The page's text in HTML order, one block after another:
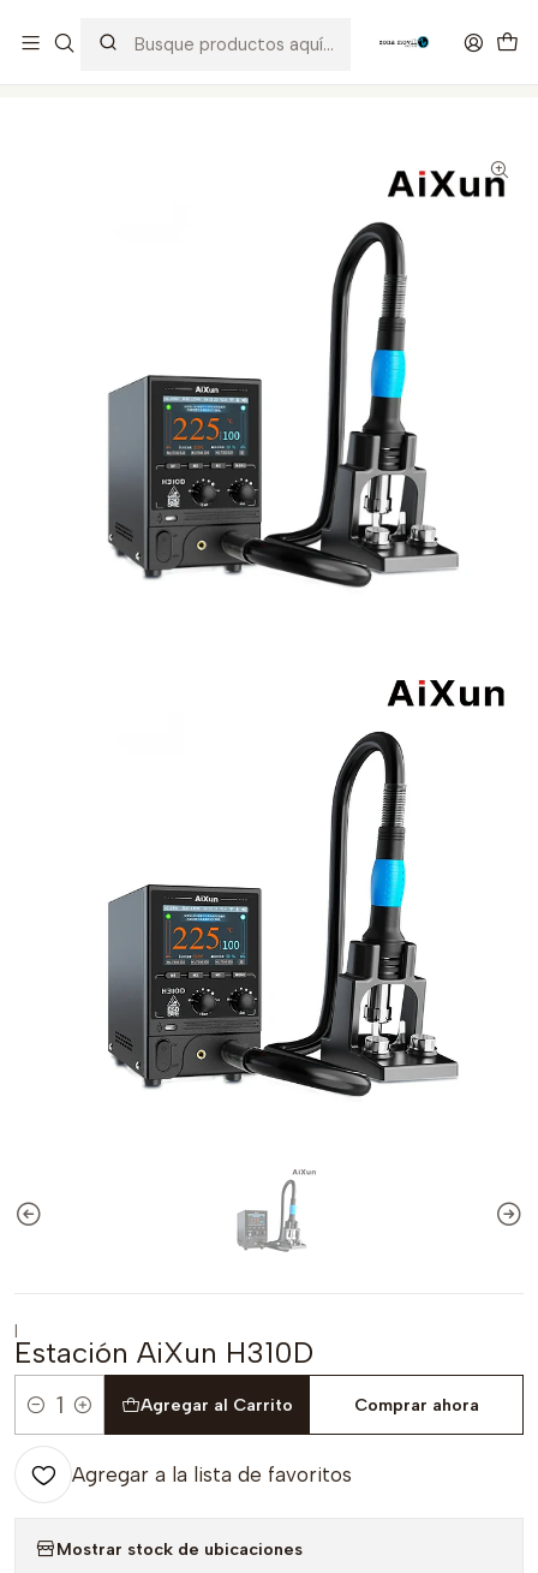
|
Estación AiXun H310D
Cantidad
Agregar al Carrito Comprar ahora
Agregar a la lista de favoritos
Mostrar stock de ubicaciones